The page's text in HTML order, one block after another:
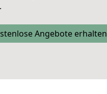
Angebote erhalten